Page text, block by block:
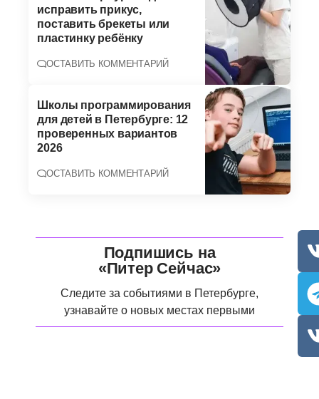
исправить прикус,
поставить брекеты или
пластинку ребёнку
ОСТАВИТЬ КОММЕНТАРИЙ
Школы программирования
для детей в Петербурге: 12
проверенных вариантов
2026
ОСТАВИТЬ КОММЕНТАРИЙ
Подпишись на
«Питер Сейчас»
Следите за событиями в Петербурге,
узнавайте о новых местах первыми